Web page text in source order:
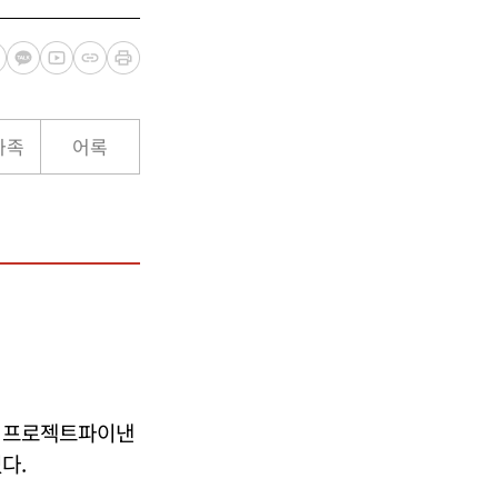
어록
로젝트파이낸
.